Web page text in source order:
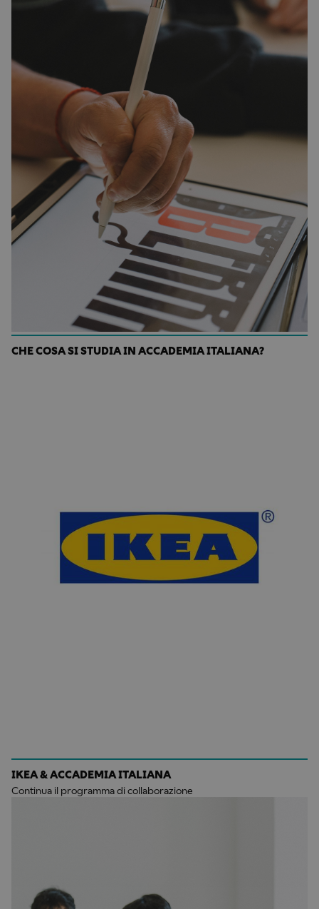
CHE COSA SI STUDIA IN ACCADEMIA ITALIANA?
IKEA & ACCADEMIA ITALIANA
Continua il programma di collaborazione